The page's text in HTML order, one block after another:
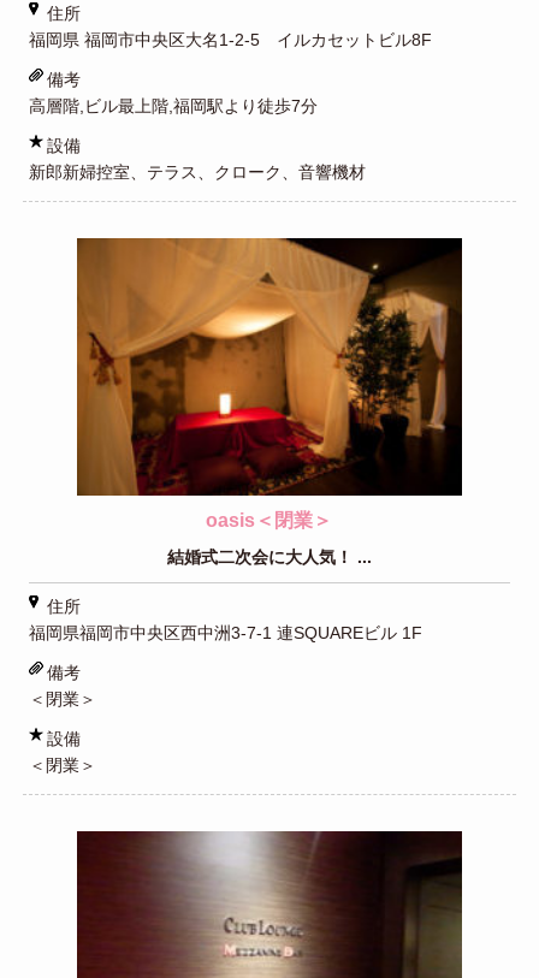
住所
福岡県 福岡市中央区大名1-2-5 イルカセットビル8F
備考
高層階,ビル最上階,福岡駅より徒歩7分
設備
新郎新婦控室、テラス、クローク、音響機材
oasis＜閉業＞
結婚式二次会に大人気！ ...
住所
福岡県福岡市中央区西中洲3-7-1 連SQUAREビル 1F
備考
＜閉業＞
設備
＜閉業＞